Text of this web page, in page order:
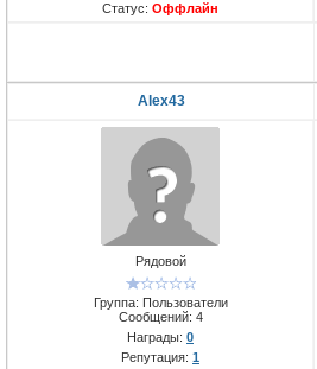
Статус: Оффлайн
Alex43
Рядовой
Группа: Пользователи
Сообщений: 4
Награды: 0
Репутация: 1